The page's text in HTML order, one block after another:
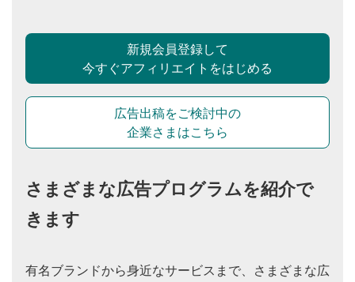
新規会員登録して
今すぐアフィリエイトをはじめる
広告出稿をご検討中の
企業さまはこちら
さまざまな広告プログラムを紹介で
きます
有名ブランドから身近なサービスまで、さまざまな広